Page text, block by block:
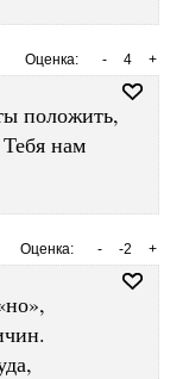
Оценка: +
4
-
положить,
нам
Оценка: +
-2
-